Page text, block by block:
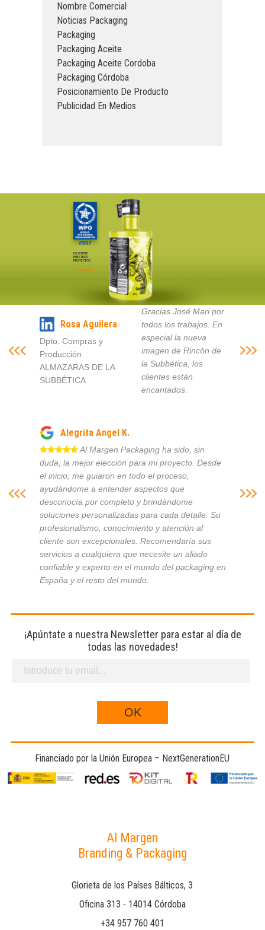
Nombre Comercial
Noticias Packaging
Packaging
Packaging Aceite
Packaging Aceite Cordoba
Packaging Córdoba
Posicionamiento De Producto
Publicidad En Medios
DESCUBRE
NUESTROS
PROYECTOS
Rosa Aguilera
Dpto. Compras y
Producción
ALMAZARAS DE LA
SUBBÉTICA
Gracias José Mari por
todos los trabajos. En
especial la nueva
imagen de Rincón de
la Subbética, los
clientes están
encantados.
Alegrita Angel K.
Al Margen Packaging ha sido, sin
duda, la mejor elección para mi proyecto. Desde
el inicio, me guiaron en todo el proceso,
ayudándome a entender aspectos que
desconocía por completo y brindándome
soluciones personalizadas para cada detalle. Su
profesionalismo, conocimiento y atención al
cliente son excepcionales. Recomendaría sus
servicios a cualquiera que necesite un aliado
confiable y experto en el mundo del packaging en
España y el resto del mundo.
¡Apúntate a nuestra Newsletter para estar al día de
todas las novedades!
Financiado por la Unión Europea – NextGenerationEU
Al Margen
Branding & Packaging
Glorieta de los Países Bálticos, 3
Oficina 313 - 14014 Córdoba
+34 957 760 401